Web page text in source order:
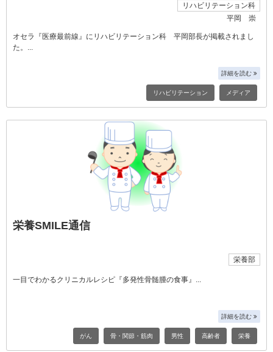
リハビリテーション科
平岡 崇
オセラ『医療最前線』にリハビリテーション科 平岡部長が掲載されまし
た。
詳細を読む
リハビリテーション メディア
栄養SMILE通信
栄養部
一目でわかるクリニカルレシピ『多発性骨髄腫の食事』
詳細を読む
がん 骨・関節・筋肉 男性 高齢者 栄養